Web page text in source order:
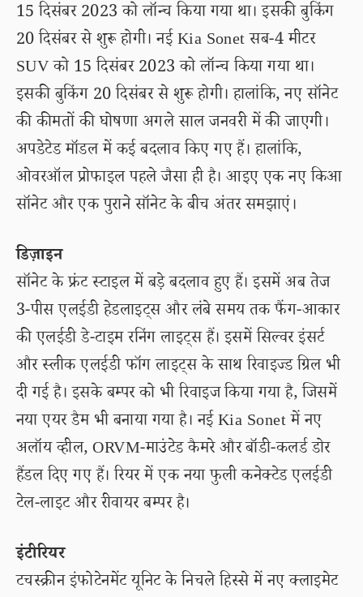
15 दिसंबर 2023 को लॉन्च किया गया था। इसकी बुकिंग
20 दिसंबर से शुरू होगी। नई Kia Sonet सब-4 मीटर
SUV को 15 दिसंबर 2023 को लॉन्च किया गया था।
इसकी बुकिंग 20 दिसंबर से शुरू होगी। हालांकि, नए सॉनेट
की कीमतों की घोषणा अगले साल जनवरी में की जाएगी।
अपडेटेड मॉडल में कई बदलाव किए गए हैं। हालांकि,
ओवरऑल प्रोफाइल पहले जैसा ही है। आइए एक नए किआ
सॉनेट और एक पुराने सॉनेट के बीच अंतर समझाएं।
डिज़ाइन
सॉनेट के फ्रंट स्टाइल में बड़े बदलाव हुए हैं। इसमें अब तेज
3-पीस एलईडी हेडलाइट्स और लंबे समय तक फैंग-आकार
की एलईडी डे-टाइम रनिंग लाइट्स हैं। इसमें सिल्वर इंसर्ट
और स्लीक एलईडी फॉग लाइट्स के साथ रिवाइज्ड ग्रिल भी
दी गई है। इसके बम्पर को भी रिवाइज किया गया है, जिसमें
नया एयर डैम भी बनाया गया है। नई Kia Sonet में नए
अलॉय व्हील, ORVM-माउंटेड कैमरे और बॉडी-कलर्ड डोर
हैंडल दिए गए हैं। रियर में एक नया फुली कनेक्टेड एलईडी
टेल-लाइट और रीवायर बम्पर है।
इंटीरियर
टचस्क्रीन इंफोटेनमेंट यूनिट के निचले हिस्से में नए क्लाइमेट